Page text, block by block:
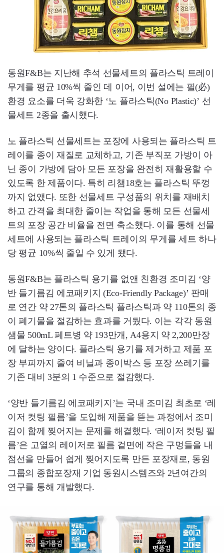
동원F&B는 지난해 추석 선물세트의 플라스틱 트레이
무게를 평균 10%씩 줄인 데 이어, 이번 설에는 필(必)
환경 요소를 더욱 강화한 ‘노 플라스틱(No Plastic)’ 선
물세트 2종을 출시했다.
노 플라스틱 선물세트는 포장에 사용되는 플라스틱 트
레이를 종이 재질로 교체하고, 기존 부직포 가방이 아
닌 종이 가방에 담아 모든 포장을 완전히 재활용할 수
있도록 한 제품이다. 특히 리챔18호는 플라스틱 뚜껑
까지 없앴다. 또한 선물세트 구성품의 위치를 재배치
하고 간격을 최대한 줄이는 작업을 통해 모든 선물세
트의 포장 공간 비율을 전면 축소했다. 이를 통해 선물
세트에 사용되는 플라스틱 트레이의 무게를 세트 하나
당 평균 10%씩 줄일 수 있게 됐다.
동원F&B는 플라스틱 용기를 없앤 친환경 조미김 ‘양
반 들기름김 에코패키지 (Eco-Friendly Package)’ 판매
로 연간 약 27톤의 플라스틱 플라스틱과 약 110톤의 종
이 폐기물을 절감하는 효과를 거뒀다. 이는 각각 동원
샘물 500mL 페트병 약 193만개, A4용지 약 2,200만장
에 달하는 양이다. 플라스틱 용기를 제거하고 제품 포
장 부피까지 줄여 비닐과 종이박스 등 포장 쓰레기를
기존 대비 3분의 1 수준으로 절감했다.
‘양반 들기름김 에코패키지’는 국내 조미김 최초로 ‘레
이저 컷팅 필름’을 도입해 제품을 뜯는 과정에서 조미
김이 함께 찢어지는 문제를 해결했다. ‘레이저 컷팅 필
름’은 고열의 레이저로 필름 겉면에 작은 구멍들을 내
점선을 만들어 쉽게 찢어지도록 만든 포장재로, 동원
그룹의 종합포장재 기업 동원시스템즈와 2년여간의
연구를 통해 개발했다.